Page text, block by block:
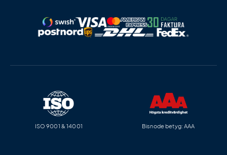
ISO 9001 & 14001 Bisnode betyg: AAA